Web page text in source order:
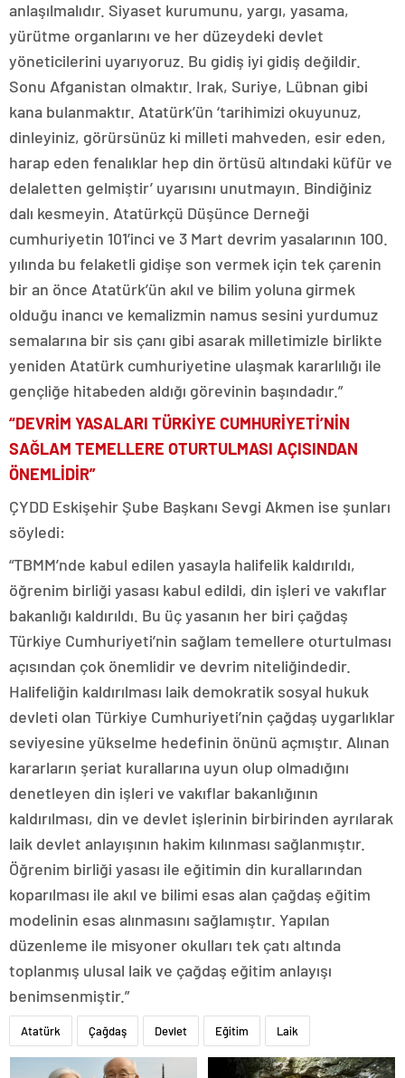
anlaşılmalıdır. Siyaset kurumunu, yargı, yasama,
yürütme organlarını ve her düzeydeki devlet
yöneticilerini uyarıyoruz. Bu gidiş iyi gidiş değildir.
Sonu Afganistan olmaktır. Irak, Suriye, Lübnan gibi
kana bulanmaktır. Atatürk’ün ‘tarihimizi okuyunuz,
dinleyiniz, görürsünüz ki milleti mahveden, esir eden,
harap eden fenalıklar hep din örtüsü altındaki küfür ve
delaletten gelmiştir’ uyarısını unutmayın. Bindiğiniz
dalı kesmeyin. Atatürkçü Düşünce Derneği
cumhuriyetin 101’inci ve 3 Mart devrim yasalarının 100.
yılında bu felaketli gidişe son vermek için tek çarenin
bir an önce Atatürk’ün akıl ve bilim yoluna girmek
olduğu inancı ve kemalizmin namus sesini yurdumuz
semalarına bir sis çanı gibi asarak milletimizle birlikte
yeniden Atatürk cumhuriyetine ulaşmak kararlılığı ile
gençliğe hitabeden aldığı görevinin başındadır.”
“DEVRİM YASALARI TÜRKİYE CUMHURİYETİ’NİN
SAĞLAM TEMELLERE OTURTULMASI AÇISINDAN
ÖNEMLİDİR”
ÇYDD Eskişehir Şube Başkanı Sevgi Akmen ise şunları
söyledi:
“TBMM’nde kabul edilen yasayla halifelik kaldırıldı,
öğrenim birliği yasası kabul edildi, din işleri ve vakıflar
bakanlığı kaldırıldı. Bu üç yasanın her biri çağdaş
Türkiye Cumhuriyeti’nin sağlam temellere oturtulması
açısından çok önemlidir ve devrim niteliğindedir.
Halifeliğin kaldırılması laik demokratik sosyal hukuk
devleti olan Türkiye Cumhuriyeti’nin çağdaş uygarlıklar
seviyesine yükselme hedefinin önünü açmıştır. Alınan
kararların şeriat kurallarına uyun olup olmadığını
denetleyen din işleri ve vakıflar bakanlığının
kaldırılması, din ve devlet işlerinin birbirinden ayrılarak
laik devlet anlayışının hakim kılınması sağlanmıştır.
Öğrenim birliği yasası ile eğitimin din kurallarından
koparılması ile akıl ve bilimi esas alan çağdaş eğitim
modelinin esas alınmasını sağlamıştır. Yapılan
düzenleme ile misyoner okulları tek çatı altında
toplanmış ulusal laik ve çağdaş eğitim anlayışı
benimsenmiştir.”
Atatürk Çağdaş Devlet Eğitim Laik